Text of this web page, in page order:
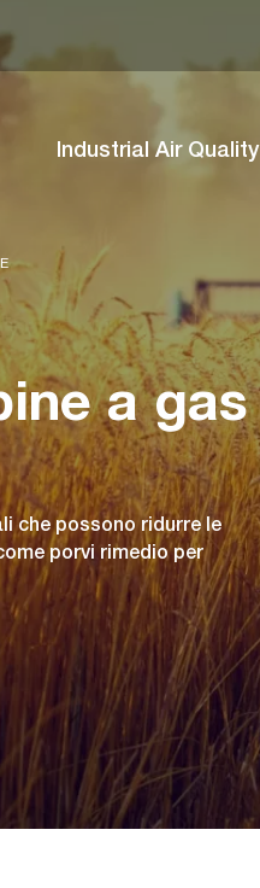
Industrial Air Quality
a gas
che possono ridurre le
porvi rimedio per